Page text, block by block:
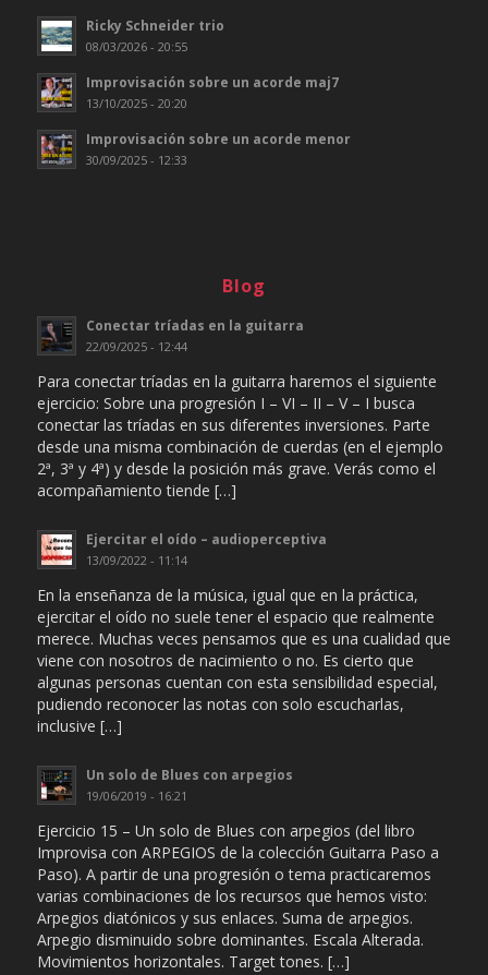
Ricky Schneider trio
08/03/2026 - 20:55
Improvisación sobre un acorde maj7
13/10/2025 - 20:20
Improvisación sobre un acorde menor
30/09/2025 - 12:33
Blog
Conectar tríadas en la guitarra
22/09/2025 - 12:44
Para conectar tríadas en la guitarra haremos el siguiente
ejercicio: Sobre una progresión I – VI – II – V – I busca
conectar las tríadas en sus diferentes inversiones. Parte
desde una misma combinación de cuerdas (en el ejemplo
2ª, 3ª y 4ª) y desde la posición más grave. Verás como el
acompañamiento tiende […]
Ejercitar el oído – audioperceptiva
13/09/2022 - 11:14
En la enseñanza de la música, igual que en la práctica,
ejercitar el oído no suele tener el espacio que realmente
merece. Muchas veces pensamos que es una cualidad que
viene con nosotros de nacimiento o no. Es cierto que
algunas personas cuentan con esta sensibilidad especial,
pudiendo reconocer las notas con solo escucharlas,
inclusive […]
Un solo de Blues con arpegios
19/06/2019 - 16:21
Ejercicio 15 – Un solo de Blues con arpegios (del libro
Improvisa con ARPEGIOS de la colección Guitarra Paso a
Paso). A partir de una progresión o tema practicaremos
varias combinaciones de los recursos que hemos visto:
Arpegios diatónicos y sus enlaces. Suma de arpegios.
Arpegio disminuido sobre dominantes. Escala Alterada.
Movimientos horizontales. Target tones. […]